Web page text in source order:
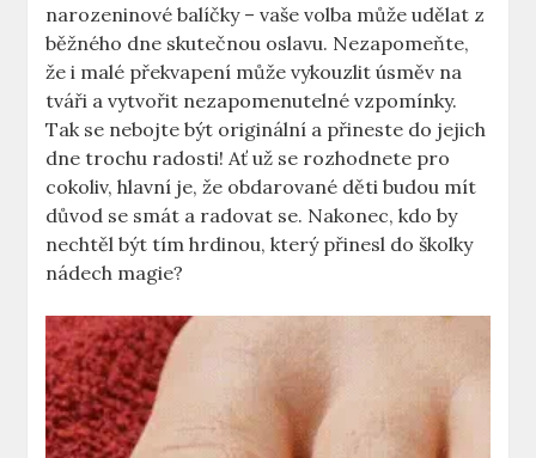
narozeninové balíčky – vaše volba⁣ může udělat z
běžného dne skutečnou oslavu. Nezapomeňte,
že i malé překvapení​ může vykouzlit úsměv na
tváři a vytvořit nezapomenutelné vzpomínky.
Tak se⁣ nebojte být originální a přineste do jejich
⁢dne trochu radosti! Ať už se rozhodnete pro
cokoliv, hlavní je, že obdarované ‍děti budou mít
důvod se smát a radovat se. Nakonec, kdo by
nechtěl být tím hrdinou, který​ přinesl do školky⁤
nádech magie?